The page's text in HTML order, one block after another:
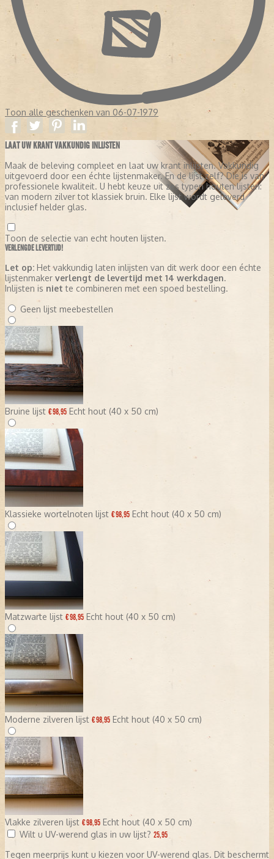
Toon alle geschenken van 06-07-1979
LAAT UW KRANT VAKKUNDIG INLIJSTEN
Maak de beleving compleet en laat uw krant inlijsten. Vakkundig
uitgevoerd door een échte lijstenmaker. En de lijst zelf? Die is van
professionele kwaliteit. U hebt keuze uit zes typen houten lijsten:
van modern zilver tot klassiek bruin. Elke lijst wordt geleverd
inclusief helder glas.
Toon de selectie van echt houten lijsten.
VERLENGDE LEVERTIJD!
Let op: Het vakkundig laten inlijsten van dit werk door een échte
lijstenmaker verlengt de levertijd met 14 werkdagen.
Inlijsten is niet te combineren met een spoed bestelling.
Geen lijst meebestellen
Bruine lijst € 98,95 Echt hout (40 x 50 cm)
Klassieke wortelnoten lijst € 98,95 Echt hout (40 x 50 cm)
Matzwarte lijst € 98,95 Echt hout (40 x 50 cm)
Moderne zilveren lijst € 98,95 Echt hout (40 x 50 cm)
Vlakke zilveren lijst € 98,95 Echt hout (40 x 50 cm)
Wilt u UV-werend glas in uw lijst? 25,95
Tegen meerprijs kunt u kiezen voor UV-werend glas. Dit beschermt